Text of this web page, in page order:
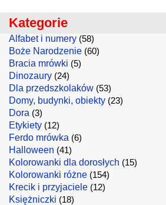
Kategorie
Alfabet i numery (58)
Boże Narodzenie (60)
Bracia mrówki (5)
Dinozaury (24)
Dla przedszkolaków (53)
Domy, budynki, obiekty (23)
Dora (3)
Etykiety (12)
Ferdo mrówka (6)
Halloween (41)
Kolorowanki dla dorosłych (15)
Kolorowanki różne (154)
Krecik i przyjaciele (12)
Księżniczki (18)